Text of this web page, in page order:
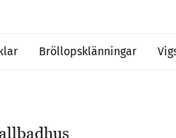
Bröllopsklänningar